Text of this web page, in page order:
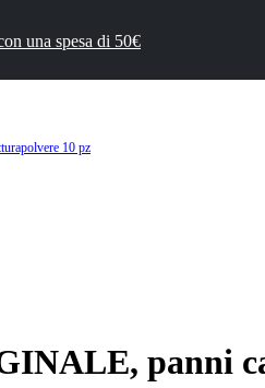
una spesa di 50€
10 pz
panni